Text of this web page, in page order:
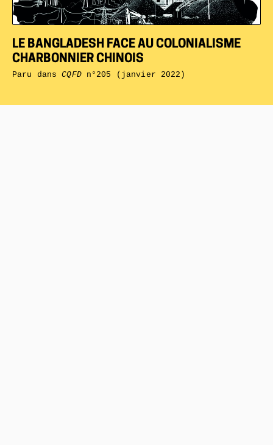
LE BANGLADESH FACE AU COLONIALISME
CHARBONNIER CHINOIS
Paru dansCQFDn°205 (janvier 2022)